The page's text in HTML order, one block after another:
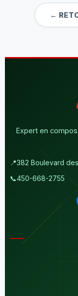
←
Expert en
📍382 Boulevard
📞450-668-2755